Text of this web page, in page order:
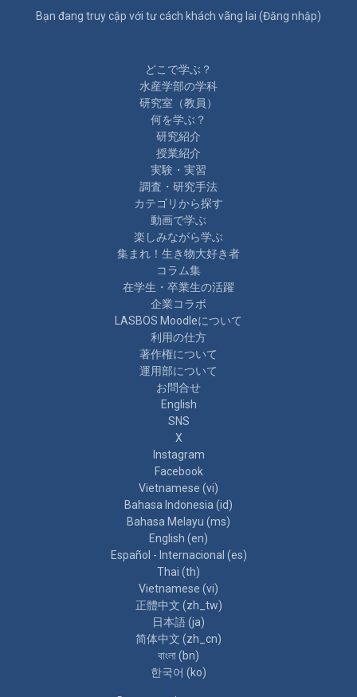
Bạn đang truy cập với tư cách khách vãng lai (Đăng nhập)
どこで学ぶ？
水産学部の学科
研究室（教員）
何を学ぶ？
研究紹介
授業紹介
実験・実習
調査・研究手法
カテゴリから探す
動画で学ぶ
楽しみながら学ぶ
集まれ！生き物大好き者
コラム集
在学生・卒業生の活躍
企業コラボ
LASBOS Moodleについて
利用の仕方
著作権について
運用部について
お問合せ
English
SNS
X
Instagram
Facebook
Vietnamese ‎(vi)‎
Bahasa Indonesia ‎(id)‎
Bahasa Melayu ‎(ms)‎
English ‎(en)‎
Español - Internacional ‎(es)‎
Thai ‎(th)‎
Vietnamese ‎(vi)‎
正體中文 ‎(zh_tw)‎
日本語 ‎(ja)‎
简体中文 ‎(zh_cn)‎
বাংলা ‎(bn)‎
한국어 ‎(ko)‎